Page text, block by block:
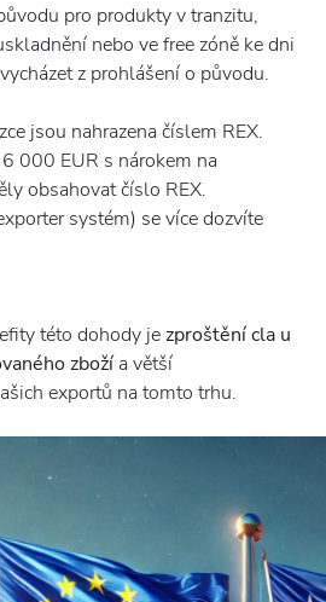
pro produkty v tranzitu,
nebo ve free zóně ke dni
z prohlášení o původu.
jsou nahrazena číslem REX.
000 EUR s nárokem na
obsahovat číslo REX.
systém) se více dozvíte
této dohody jezproštění cla u
zbožía větší
exportů na tomto trhu.